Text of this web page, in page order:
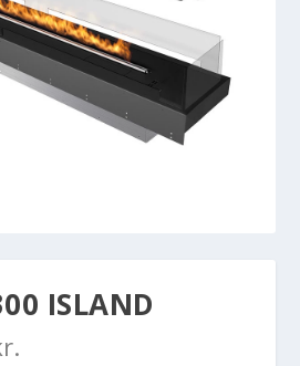
ISLAND